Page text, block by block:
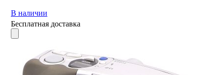
В наличии
Бесплатная доставка